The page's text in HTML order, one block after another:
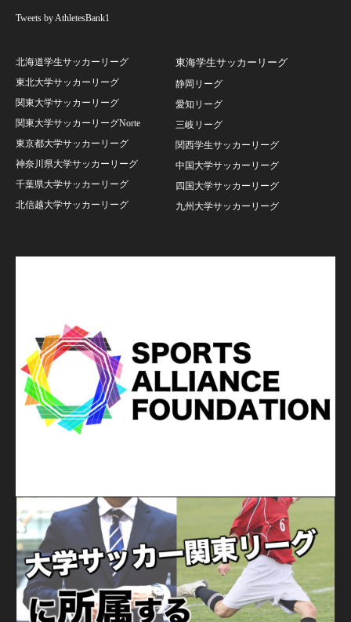
Tweets by AthletesBank1
北海道学生サッカーリーグ
東北大学サッカーリーグ
関東大学サッカーリーグ
関東大学サッカーリーグNorte
東京都大学サッカーリーグ
神奈川県大学サッカーリーグ
千葉県大学サッカーリーグ
北信越大学サッカーリーグ
東海学生サッカーリーグ
静岡リーグ
愛知リーグ
三岐リーグ
関西学生サッカーリーグ
中国大学サッカーリーグ
四国大学サッカーリーグ
九州大学サッカーリーグ